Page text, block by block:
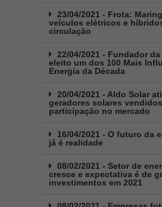
23/04/2021 - Frota:
veículos elétricos e
circulação
22/04/2021 - Fundador
eleito um dos 100 Mais
Energia da Década
20/04/2021 - Aldo Solar
geradores solares
participação no mercado
16/04/2021 - O futuro da
já é realidade
08/02/2021 - Setor de
cresce e expectativa é de
investimentos em 2021